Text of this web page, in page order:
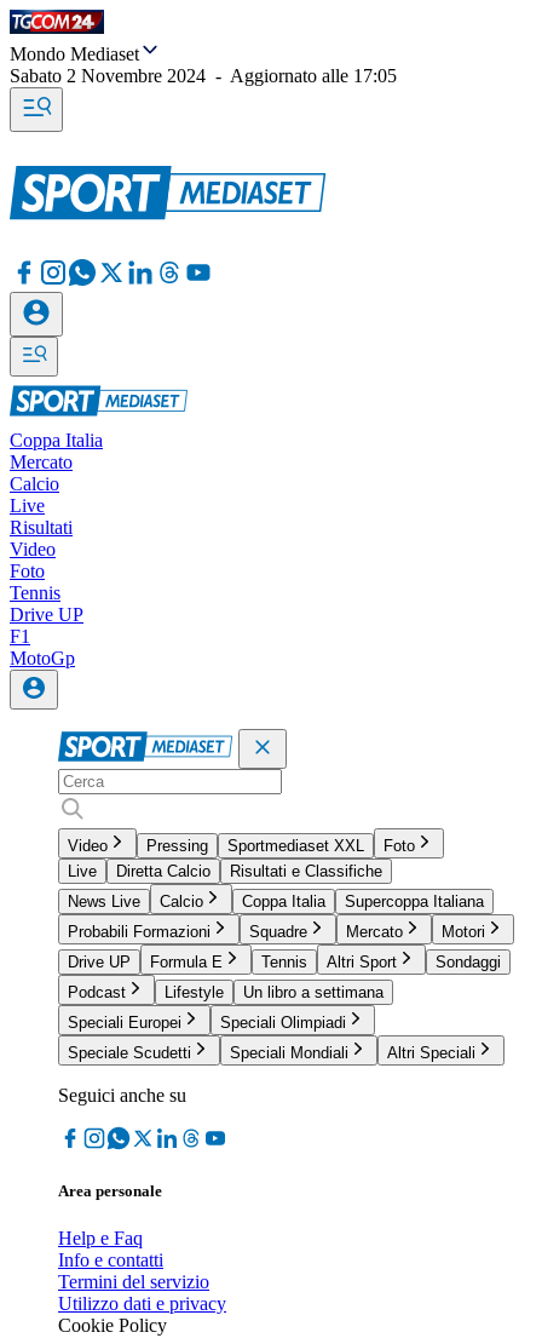
Mondo Mediaset
Sabato 2 Novembre 2024 - Aggiornato alle 17:05
Coppa Italia
Mercato
Calcio
Live
Risultati
Video
Foto
Tennis
Drive UP
F1
MotoGp
Video Pressing Sportmediaset XXL
Foto
Live
Diretta Calcio
Risultati e Classifiche
News Live
Calcio Coppa Italia
Supercoppa Italiana
Probabili Formazioni
Squadre Mercato
Motori
Drive UP
Formula E Tennis Altri Sport
Sondaggi
Podcast
Lifestyle
Un libro a settimana
Speciali Europei
Speciali Olimpiadi
Speciale Scudetti
Speciali Mondiali Altri Speciali
Seguici anche su
Area personale
Help e Faq
Info e contatti
Termini del servizio
Utilizzo dati e privacy
Cookie Policy